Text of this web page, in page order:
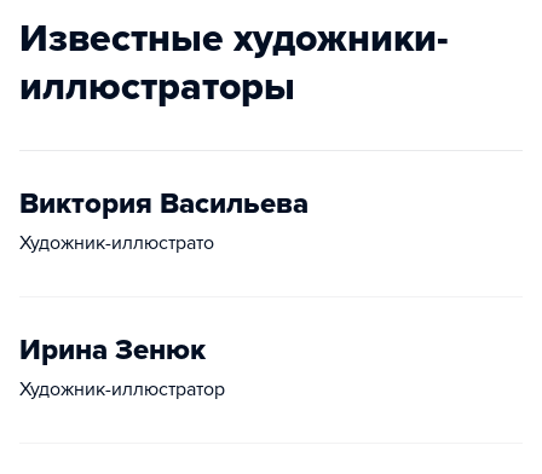
Известные художники-
иллюстраторы
Виктория Васильева
Художник-иллюстрато
Ирина Зенюк
Художник-иллюстратор